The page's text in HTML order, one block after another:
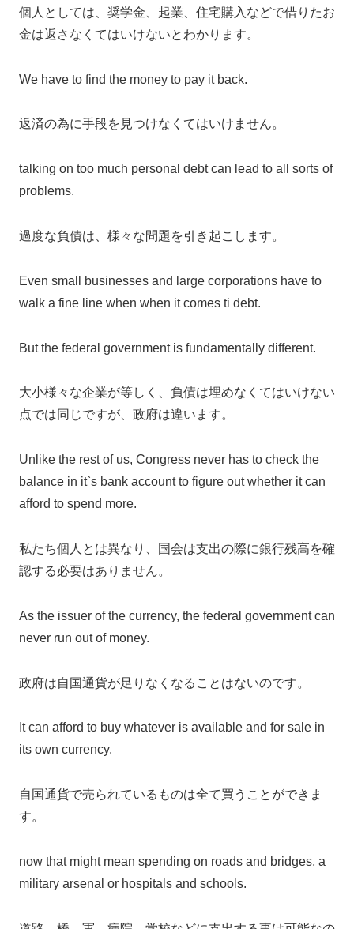
個人としては、奨学金、起業、住宅購入などで借りたお
金は返さなくてはいけないとわかります。
We have to find the money to pay it back.
返済の為に手段を見つけなくてはいけません。
talking on too much personal debt can lead to all sorts of
problems.
過度な負債は、様々な問題を引き起こします。
Even small businesses and large corporations have to
walk a fine line when when it comes ti debt.
But the federal government is fundamentally different.
大小様々な企業が等しく、負債は埋めなくてはいけない
点では同じですが、政府は違います。
Unlike the rest of us, Congress never has to check the
balance in it`s bank account to figure out whether it can
afford to spend more.
私たち個人とは異なり、国会は支出の際に銀行残高を確
認する必要はありません。
As the issuer of the currency, the federal government can
never run out of money.
政府は自国通貨が足りなくなることはないのです。
It can afford to buy whatever is available and for sale in
its own currency.
自国通貨で売られているものは全て買うことができま
す。
now that might mean spending on roads and bridges, a
military arsenal or hospitals and schools.